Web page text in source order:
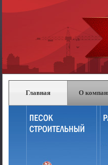
Главная О